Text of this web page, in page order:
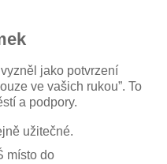
jako potvrzení
ve vašich rukou”. To
a podpory.
užitečné.
místo do